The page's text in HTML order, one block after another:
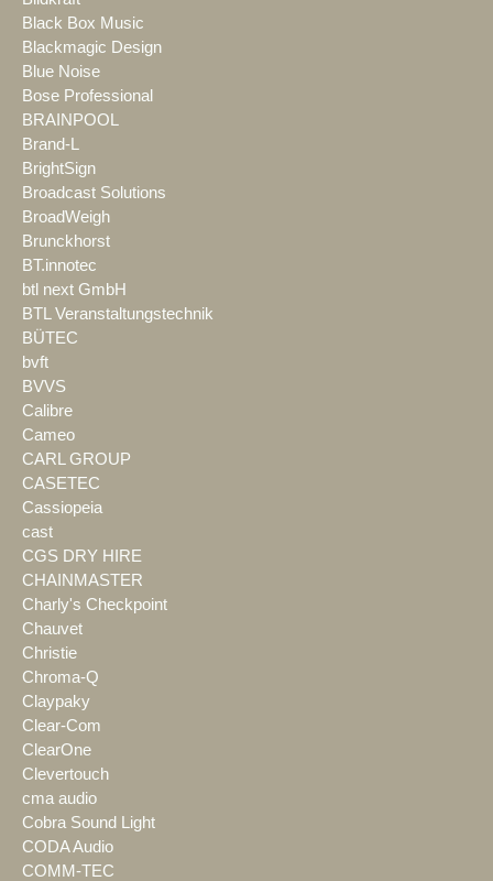
Black Box Music
Blackmagic Design
Blue Noise
Bose Professional
BRAINPOOL
Brand-L
BrightSign
Broadcast Solutions
BroadWeigh
Brunckhorst
BT.innotec
btl next GmbH
BTL Veranstaltungstechnik
BÜTEC
bvft
BVVS
Calibre
Cameo
CARL GROUP
CASETEC
Cassiopeia
cast
CGS DRY HIRE
CHAINMASTER
Charly's Checkpoint
Chauvet
Christie
Chroma-Q
Claypaky
Clear-Com
ClearOne
Clevertouch
cma audio
Cobra Sound Light
CODA Audio
COMM-TEC